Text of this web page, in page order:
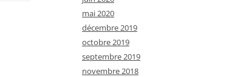
mai 2020
décembre 2019
octobre 2019
septembre 2019
novembre 2018